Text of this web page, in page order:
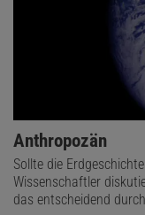
Anthropozän
Sollte die
Wissenschaftler
das entscheidend